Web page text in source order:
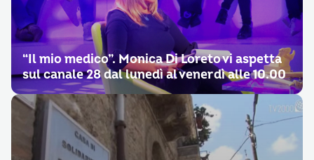
“Il mio medico”. Monica Di Loreto vi aspetta
sul canale 28 dal lunedì al venerdì alle 10.00